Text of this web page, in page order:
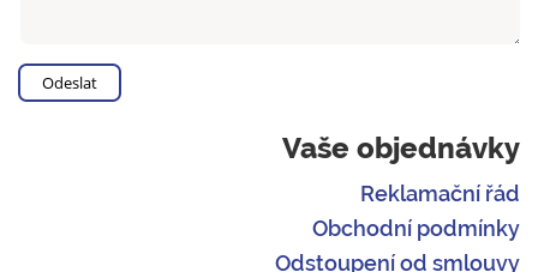
Vaše objednávky
Reklamační řád
Obchodní podmínky
Odstoupení od smlouvy